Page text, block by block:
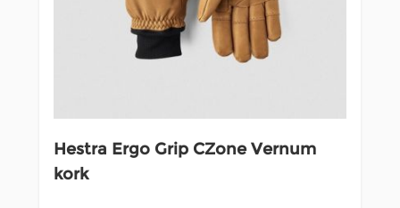
Hestra Ergo Grip CZone Vernum
kork